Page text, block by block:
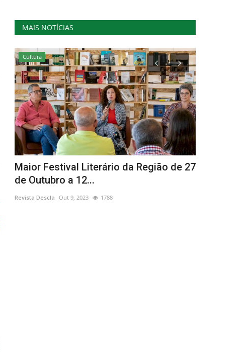
MAIS NOTÍCIAS
Cultura
Maior Festival Literário da Região de 27
de Outubro a 12...
Revista Descla Out 9, 2023 1788